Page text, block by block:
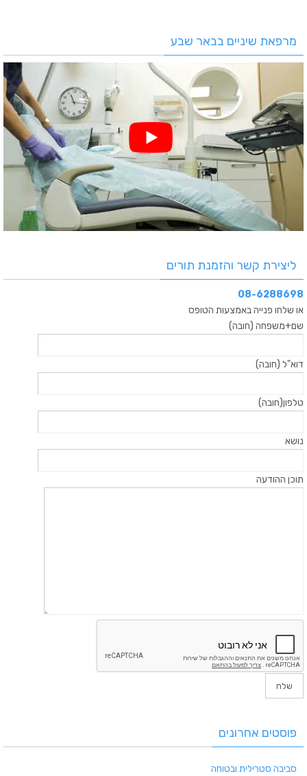
מרפאת שיניים בבאר שבע
ליצירת קשר והזמנת תורים
08-6288698
או שלחו פנייה באמצעות הטופס
שם+משפחה (חובה)
דוא"ל (חובה)
טלפון(חובה)
נושא
תוכן ההודעה
פוסטים אחרונים
סביבה סטרילית ובטוחה